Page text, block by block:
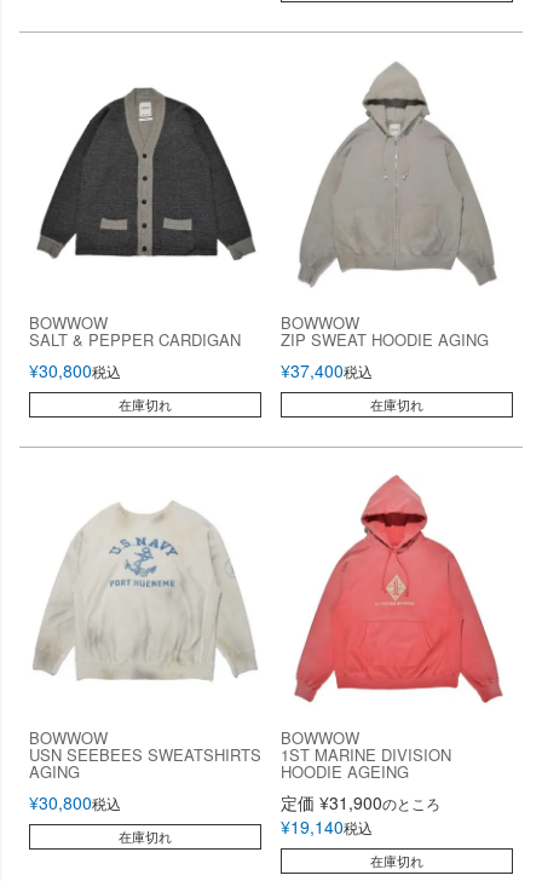
BOWWOW
SALT & PEPPER CARDIGAN
¥30,800税込
在庫切れ
BOWWOW
ZIP SWEAT HOODIE AGING
¥37,400税込
在庫切れ
BOWWOW
USN SEEBEES SWEATSHIRTS
AGING
¥30,800税込
在庫切れ
BOWWOW
1ST MARINE DIVISION
HOODIE AGEING
定価 ¥31,900のところ
¥19,140税込
在庫切れ